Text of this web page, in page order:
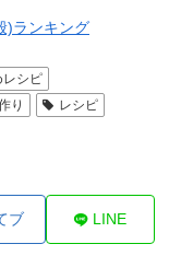
)ランキング
レシピ
り
レシピ
ブ LINE